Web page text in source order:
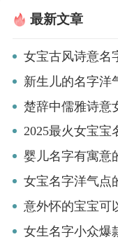
最新文章
女宝古风诗意名
新生儿的名字洋
楚辞中儒雅诗意
【6篇】
2025最火女宝宝
婴儿名字有寓意
女宝名字洋气点
意外怀的宝宝可
【10篇】
女生名字小众爆